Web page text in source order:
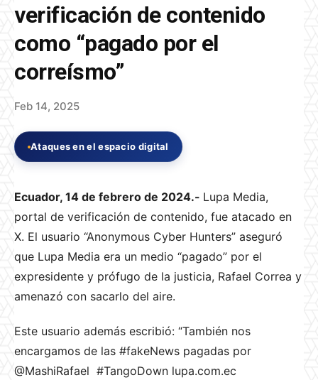
verificación de contenido
como “pagado por el
correísmo”
Feb 14, 2025
Ataques en el espacio digital
Ecuador, 14 de febrero de 2024.- Lupa Media,
portal de verificación de contenido, fue atacado en
X. El usuario “Anonymous Cyber Hunters” aseguró
que Lupa Media era un medio “pagado” por el
expresidente y prófugo de la justicia, Rafael Correa y
amenazó con sacarlo del aire.
Este usuario además escribió: “También nos
encargamos de las #fakeNews pagadas por
@MashiRafael #TangoDown lupa.com.ec